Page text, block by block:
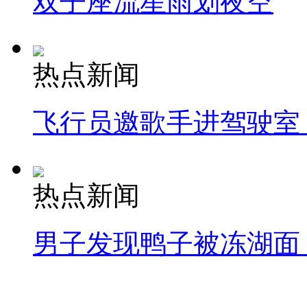
热点新闻
飞行员邀歌手进驾驶
热点新闻
男子发现鸭子被冻湖